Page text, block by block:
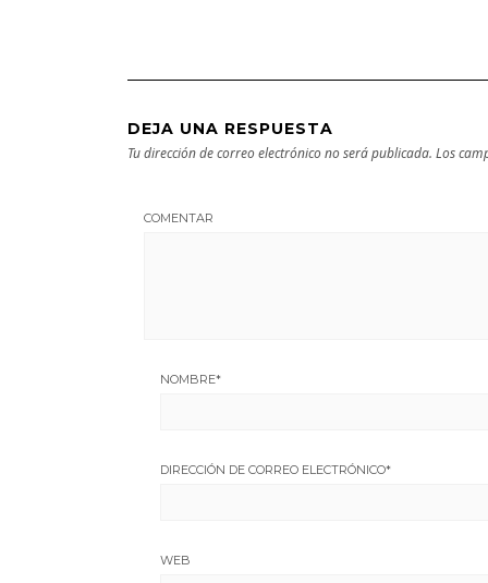
DEJA UNA RESPUESTA
Tu dirección de correo electrónico no será publicada. Los
COMENTAR
NOMBRE*
DIRECCIÓN DE CORREO ELECTRÓNICO*
WEB